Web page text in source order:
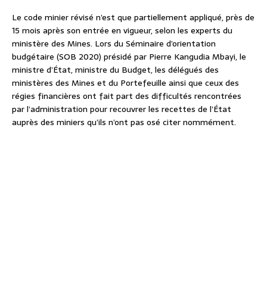
Le code minier révisé n’est que partiellement appliqué, près de
15 mois après son entrée en vigueur, selon les experts du
ministère des Mines. Lors du Séminaire d’orientation
budgétaire (SOB 2020) présidé par Pierre Kangudia Mbayi, le
ministre d’État, ministre du Budget, les délégués des
ministères des Mines et du Portefeuille ainsi que ceux des
régies financières ont fait part des difficultés rencontrées
par l’administration pour recouvrer les recettes de l’État
auprès des miniers qu’ils n’ont pas osé citer nommément.